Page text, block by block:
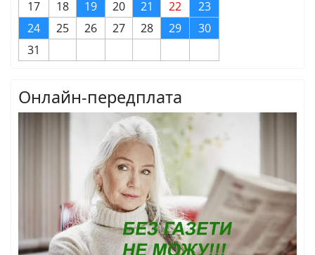
17
18 19 20 21 22
23
24
25 26 27 28 29
30
31
Онлайн-передплата